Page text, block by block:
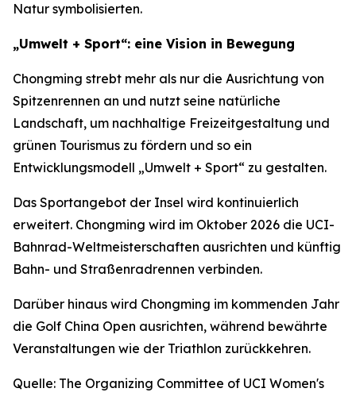
Natur symbolisierten.
„Umwelt + Sport“: eine Vision in Bewegung
Chongming strebt mehr als nur die Ausrichtung von
Spitzenrennen an und nutzt seine natürliche
Landschaft, um nachhaltige Freizeitgestaltung und
grünen Tourismus zu fördern und so ein
Entwicklungsmodell „Umwelt + Sport“ zu gestalten.
Das Sportangebot der Insel wird kontinuierlich
erweitert. Chongming wird im Oktober 2026 die UCI-
Bahnrad-Weltmeisterschaften ausrichten und künftig
Bahn- und Straßenradrennen verbinden.
Darüber hinaus wird Chongming im kommenden Jahr
die Golf China Open ausrichten, während bewährte
Veranstaltungen wie der Triathlon zurückkehren.
Quelle: The Organizing Committee of UCI Women's